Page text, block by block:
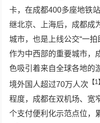
卡，在成都400多座地铁
继北京、上海后，成都成
城市，也是上线公交“一拍
作为中西部的重要城市，
色吸引着来自全球各地的
境外国人超过70万人次 【1
程度，成都在双机场、宽
个支付便利化示范点位，